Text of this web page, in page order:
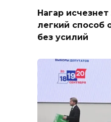
Нагар исчезнет
легкий способ
без усилий